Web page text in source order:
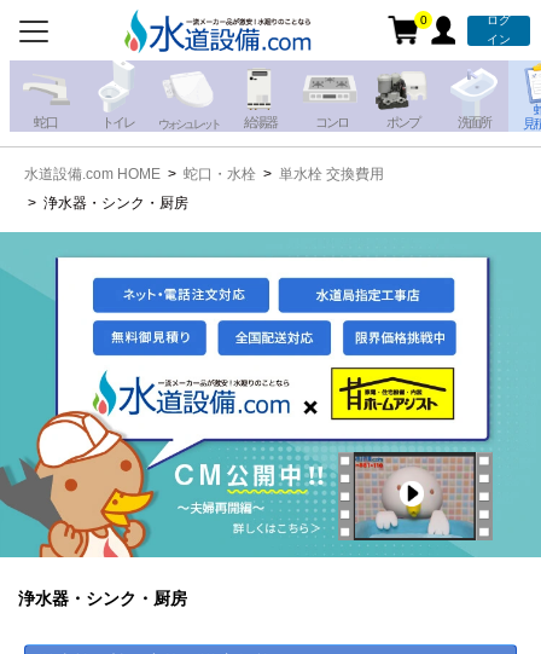
0
ログ
イン
蛇 口 トイレ ウォシュレット 給湯器 コンロ ポンプ 洗面所
見
お電話での注文・お見積も
承っております!!
携帯電話から
写真を送る
iPhone・iPadから
蛇 口 トイレ
ト
コンロ
水道設備.com HOME 蛇口・水栓
単水栓 交換費用
浄水器・シンク・厨房
浄水器・シンク・厨房